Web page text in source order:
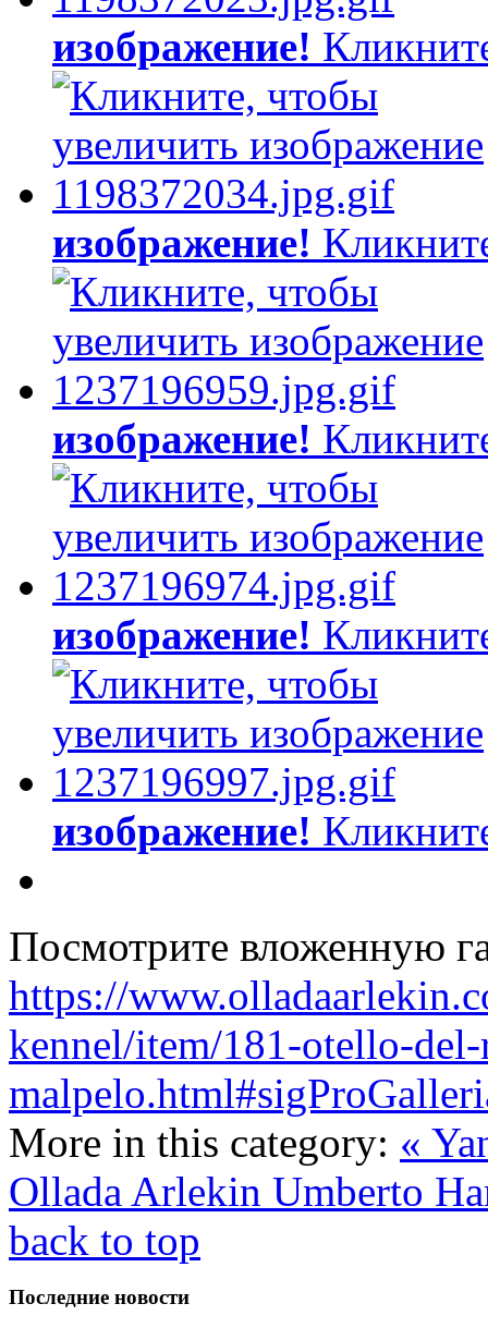
изображение!
изображение!
изображение!
изображение!
изображение!
Посмотрите вложенную
https://
kennel/item/181-otello-del-
More in this category: «
Ollada Arlekin Umberto
back to top
Последние новости